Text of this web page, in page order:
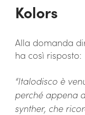
Kolors
Alla domanda
ha così risposto:
“Italodisco è
perché appena
synther, che